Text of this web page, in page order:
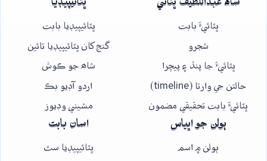
شاھ عبداللطيف ڀٽائي
ڀٽائيءَ بابت
شجرو
ڀٽائيءَ جا پنڌ ۽ پيچرا
حالتن جي وارتا (timeline)
ڀٽائيءَ بابت تحقيقي مضمون
ڀٽائيپيڊيا
ڀٽائيپيڊيا بابت
گنج کان ڀٽائيپيڊيا تائين
شاھ جو ڪوش
اردو آڊيو بڪ
مشيني وڊيوز
ٻولن جو اڀياس
ٻولن ۾ اسم
اسان بابت
ڀٽائيپيڊيا سٿ